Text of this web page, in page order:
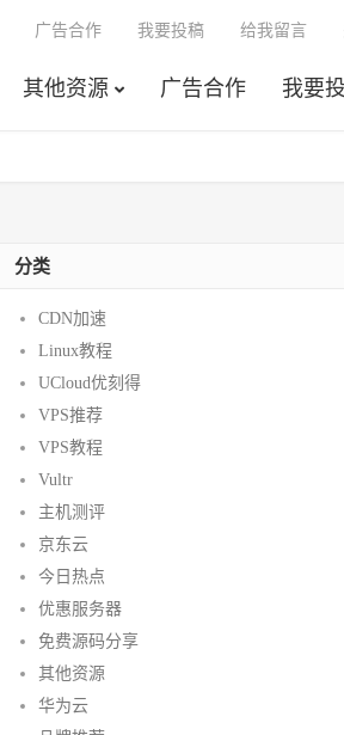
其他资源 广告合作 我要
广告合作 我要投稿 给我留言
分类
CDN加速
Linux教程
UCloud优刻得
VPS推荐
VPS教程
Vultr
主机测评
京东云
今日热点
优惠服务器
免费源码分享
其他资源
华为云